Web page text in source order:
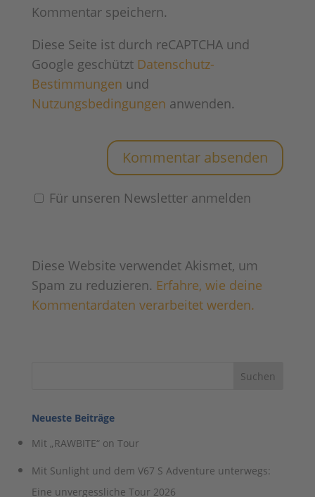
Kommentar speichern.
Diese Seite ist durch reCAPTCHA und
Google geschützt Datenschutz-
Bestimmungen und
Nutzungsbedingungen anwenden.
Für unseren Newsletter anmelden
Diese Website verwendet Akismet, um
Spam zu reduzieren. Erfahre, wie deine
Kommentardaten verarbeitet werden.
Neueste Beiträge
Mit „RAWBITE“ on Tour
Mit Sunlight und dem V67 S Adventure unterwegs:
Eine unvergessliche Tour 2026